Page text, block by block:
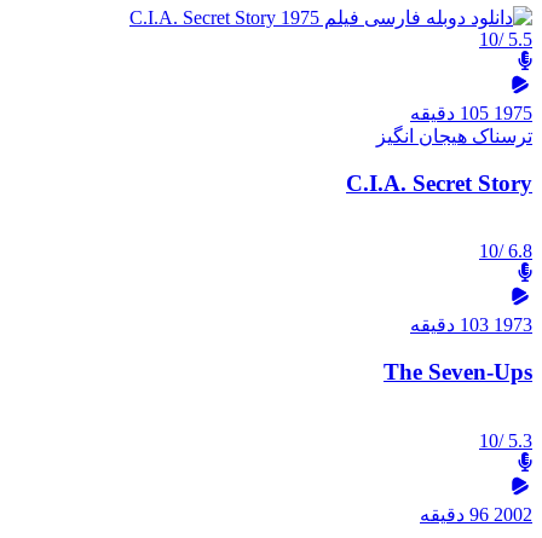
5.5
/10
1975 105 دقیقه
ترسناک هیجان انگیز
C.I.A. Secret Story
6.8
/10
1973 103 دقیقه
The Seven-Ups
5.3
/10
2002 96 دقیقه